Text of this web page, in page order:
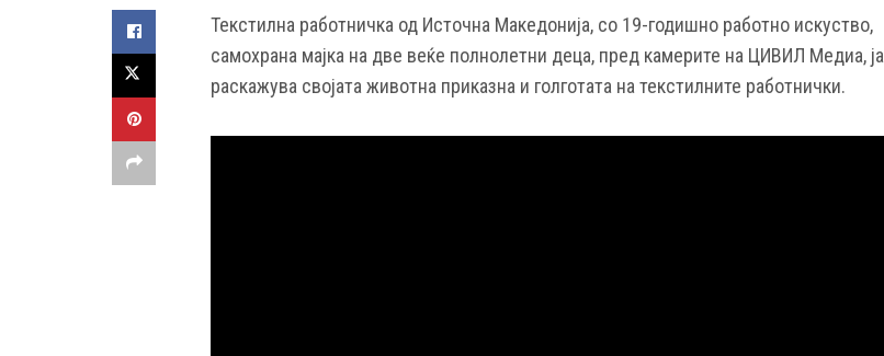
Текстилна работничка од Источна Македонија, со 19-годишно работно искуство,
самохрана мајка на две веќе полнолетни деца, пред камерите на ЦИВИЛ Медиа, ја
раскажува својата животна приказна и голготата на текстилните работнички.